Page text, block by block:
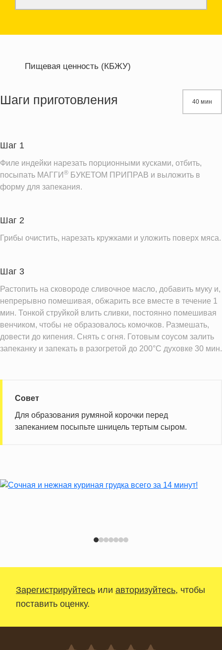
Пищевая ценность (КБЖУ)
Жиры
Информация для одной порции
Шаги приготовления 40 мин
Шаг 1
Филе индейки нарезать порционными кусками, отбить,
посыпать МАГГИ ® БУКЕТОМ ПРИПРАВ и выложить в
форму для запекания.
Шаг 2
Грибы очистить, нарезать кружками и уложить поверх мяса.
Шаг 3
Растопить на сковороде сливочное масло, добавить муку и,
непрерывно помешивая, обжарить все вместе в течение 1
мин. Тонкой струйкой влить сливки, постоянно помешивая
венчиком, чтобы не образовалось комочков. Размешать,
довести до кипения. Снять с огня. Готовым соусом залить
запеканку и запекать в разогретой до 200°C духовке 30 мин.
Совет
Для образования румяной корочки перед
запеканием посыпьте шницель тертым сыром.
Зарегистрируйтесь или авторизуйтесь, чтобы
поставить оценку.